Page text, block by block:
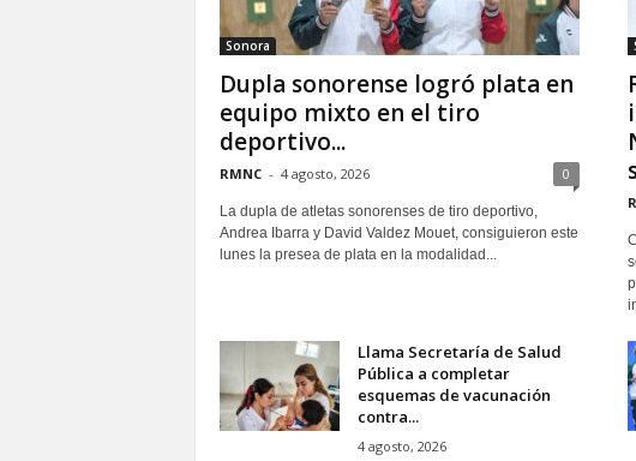
Sonora
Dupla sonorense logró plata en
equipo mixto en el tiro
deportivo...
RMNC - 4 agosto, 2026 0
La dupla de atletas sonorenses de tiro deportivo,
Andrea Ibarra y David Valdez Mouet, consiguieron este
lunes la presea de plata en la modalidad...
Llama Secretaría de Salud
Pública a completar
esquemas de vacunación
contra...
4 agosto, 2026